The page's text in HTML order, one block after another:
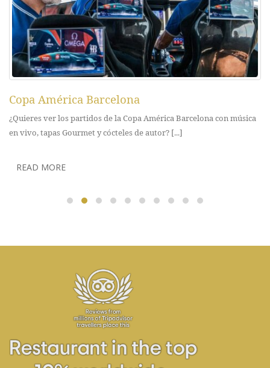
Copa América Barcelona
¿Quieres ver los partidos de la Copa América Barcelona con música
en vivo, tapas Gourmet y cócteles de autor? [...]
READ MORE